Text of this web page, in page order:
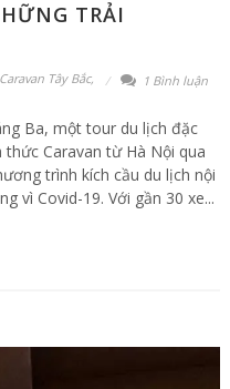
TRẢI
Caravan Tây Bắc, 1 Bình luận
Ba, một tour du lịch đặc
Caravan từ Hà Nội qua
trình kích cầu du lịch nội
vì Covid-19. Với gần 30 xe...